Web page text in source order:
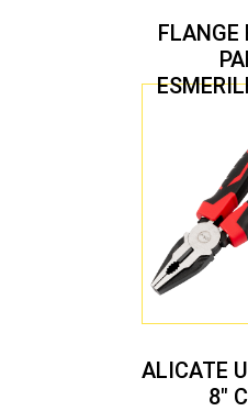
FLANGE
4.1/2″
ALICATE
8″